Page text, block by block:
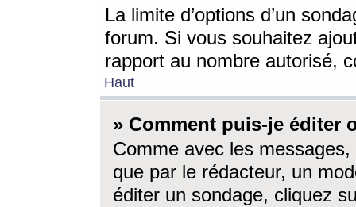
La limite d’options d’un
forum. Si vous souhaitez
rapport au nombre autorisé,
Haut
» Comment puis-je éditer
Comme avec les
que par le rédacteur, un
éditer un sondage, cliquez